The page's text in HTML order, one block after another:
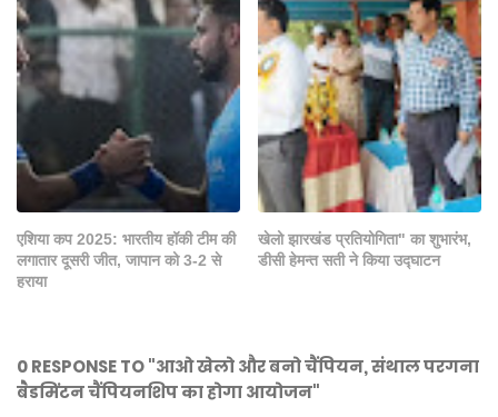
एशिया कप 2025: भारतीय हॉकी टीम की
लगातार दूसरी जीत, जापान को 3-2 से
हराया
खेलो झारखंड प्रतियोगिता" का शुभारंभ,
डीसी हेमन्त सती ने किया उद्घाटन
0 RESPONSE TO "आओ खेलो और बनो चैंपियन, संथाल परगना
बैडमिंटन चैंपियनशिप का होगा आयोजन"